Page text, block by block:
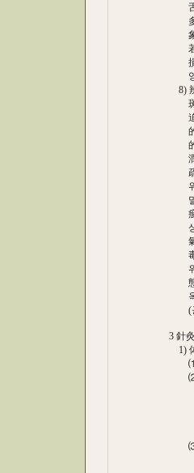
舌質
多爲
象(
若舌
損之
양매
8) 辨
斑疹
迫營
的淺
的瘀
潤(
疏密
위순
밀),
瘀滯
상충
氣衰
毒深
위열
態與
옥포
(공
3 針
1)
⑴ 取
⑵
① 風
② 大
③ 曲
⑶
①